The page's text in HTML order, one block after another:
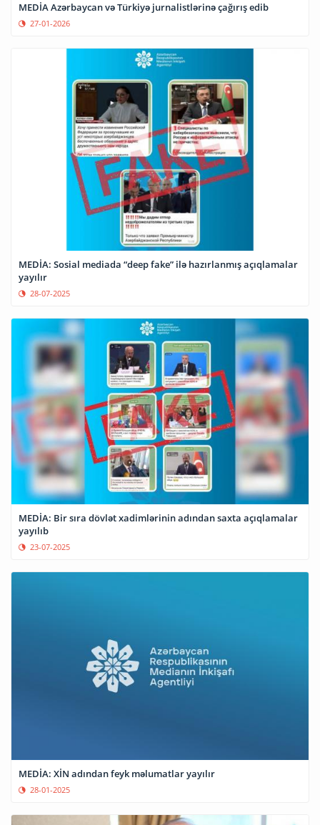
MEDİA Azərbaycan və Türkiyə jurnalistlərinə çağırış edib
27-01-2026
MEDİA: Sosial mediada “deep fake” ilə hazırlanmış açıqlamalar
yayılır
28-07-2025
MEDİA: Bir sıra dövlət xadimlərinin adından saxta açıqlamalar
yayılıb
23-07-2025
MEDİA: XİN adından feyk məlumatlar yayılır
28-01-2025